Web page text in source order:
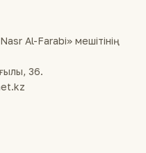
Al-Farabi» мешітінің
36.